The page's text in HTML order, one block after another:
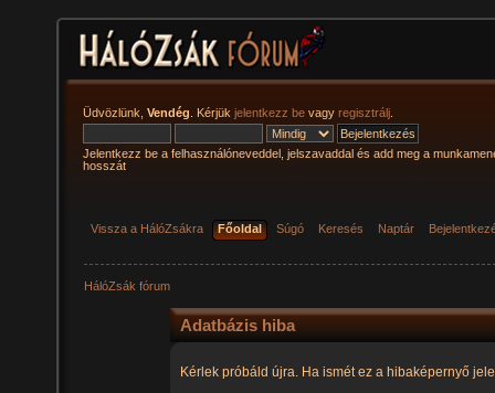
Üdvözlünk, Vendég . Kérjük jelentkezz be vagy regisztrálj
Jelentkezz be a felhasználóneveddel, jelszavaddal és add meg a
hosszát
Vissza a HálóZsákra Főoldal Súgó Keresés Naptár
HálóZsák fórum
Adatbázis hiba
Kérlek próbáld újra. Ha ismét ez a hibaképernyő